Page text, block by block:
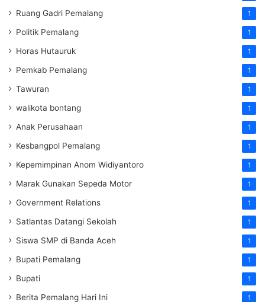
Ruang Gadri Pemalang 1
Politik Pemalang 1
Horas Hutauruk 1
Pemkab Pemalang 1
Tawuran 1
walikota bontang 1
Anak Perusahaan 1
Kesbangpol Pemalang 1
Kepemimpinan Anom Widiyantoro 1
Marak Gunakan Sepeda Motor 1
Government Relations 1
Satlantas Datangi Sekolah 1
Siswa SMP di Banda Aceh 1
Bupati Pemalang 1
Bupati 1
Berita Pemalang Hari Ini 1